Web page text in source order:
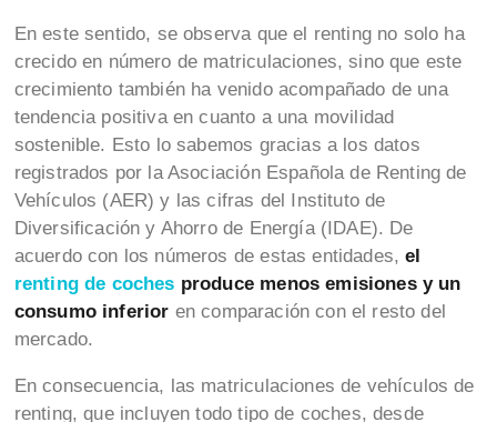
En este sentido, se observa que el renting no solo ha
crecido en número de matriculaciones, sino que este
crecimiento también ha venido acompañado de una
tendencia positiva en cuanto a una movilidad
sostenible. Esto lo sabemos gracias a los datos
registrados por la Asociación Española de Renting de
Vehículos (AER) y las cifras del Instituto de
Diversificación y Ahorro de Energía (IDAE). De
acuerdo con los números de estas entidades,el
renting de coches produce menos emisiones y un
consumo inferior en comparación con el resto del
mercado.
En consecuencia, las matriculaciones de vehículos de
renting, que incluyen todo tipo de coches, desde